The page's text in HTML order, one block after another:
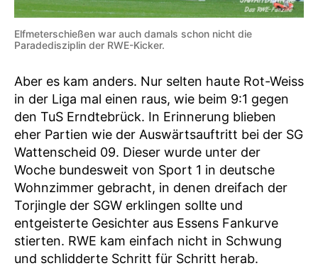
Elfmeterschießen war auch damals schon nicht die
Paradedisziplin der RWE-Kicker.
Aber es kam anders. Nur selten haute Rot-Weiss
in der Liga mal einen raus, wie beim 9:1 gegen
den TuS Erndtebrück. In Erinnerung blieben
eher Partien wie der Auswärtsauftritt bei der SG
Wattenscheid 09. Dieser wurde unter der
Woche bundesweit von Sport 1 in deutsche
Wohnzimmer gebracht, in denen dreifach der
Torjingle der SGW erklingen sollte und
entgeisterte Gesichter aus Essens Fankurve
stierten. RWE kam einfach nicht in Schwung
und schlidderte Schritt für Schritt herab.